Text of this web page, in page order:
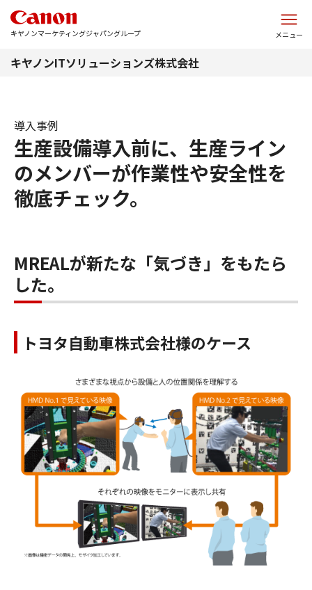
キヤノンマーケティングジャパングループ メニュー
キヤノンITソリューションズ株式会社
生産設備導入前に、生産ライン
のメンバーが作業性や安全性を
徹底チェック。
導入事例
MREALが新たな「気づき」をもたら
した。
トヨタ自動車株式会社様のケース